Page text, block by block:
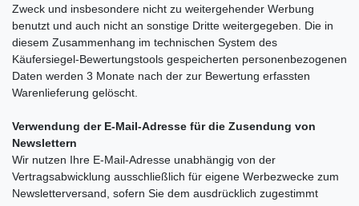
Zweck und insbesondere nicht zu weitergehender Werbung
benutzt und auch nicht an sonstige Dritte weitergegeben. Die in
diesem Zusammenhang im technischen System des
Käufersiegel-Bewertungstools gespeicherten personenbezogenen
Daten werden 3 Monate nach der zur Bewertung erfassten
Warenlieferung gelöscht.
Verwendung der E-Mail-Adresse für die Zusendung von
Newslettern
Wir nutzen Ihre E-Mail-Adresse unabhängig von der
Vertragsabwicklung ausschließlich für eigene Werbezwecke zum
Newsletterversand, sofern Sie dem ausdrücklich zugestimmt